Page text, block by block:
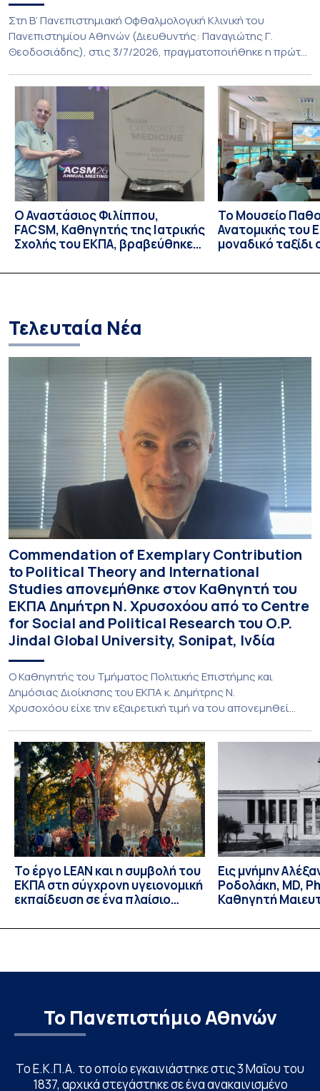
Στη Β’ Πανεπιστημιακή Οφθαλμολογική Κλινική του
Πανεπιστημίου Αθηνών (Διευθυντής: Παναγιώτης Γ.
Θεοδοσιάδης), στις 3/7/2026, πραγματοποιήθηκε η πρώτη
PDS) στο πλαίσιο της διεθνούς κλινικής μελέτης Sightspire
σε ασθενή 82 ετών με ηλικιακή εκφύλιση ωχράς υγρού
τύπου. Το ένθεμα αυτό αποτελεί καινοτόμο θεραπεία για
ασθενείς με νεοαγγειακή ηλικιακή εκφύλιση ωχράς, […]
Ο Αναστάσιος Φιλίππου,
FACSM, Καθηγητής της Ιατρικής
Σχολής του ΕΚΠΑ, βραβεύθηκε
Global Leadership Award 2026
Το Μουσείο
Ανατομικής του
μοναδικό ταξίδι
Τελευταία Νέα
Commendation of Exemplary Contribution
to Political Theory and International
Studies απονεμήθηκε στον Καθηγητή του
ΕΚΠΑ Δημήτρη Ν. Χρυσοχόου από το Centre
for Social and Political Research του O.P.
Jindal Global University, Sonipat, Ινδία
Ο Καθηγητής του Τμήματος Πολιτικής Επιστήμης και
Δημόσιας Διοίκησης του ΕΚΠΑ κ. Δημήτρης Ν.
Χρυσοχόου είχε την εξαιρετική τιμή να του απονεμηθεί
Theory and International Studies από το Centre for Social
and Political Research του O.P. Jindal Global University σε
ένδειξη αναγνώρισης της διακεκριμένης συμβολής του
στην Πολιτική Θεωρία και τις […]
Το έργο LEAN και η συμβολή του
ΕΚΠΑ στη σύγχρονη υγειονομική
εκπαίδευση σε ένα πλαίσιο
της ψηφιακής μετάβασης στην
Εις μνήμην
Ροδολάκη, MD,
Καθηγητή
Γυναικολογικής
Το Πανεπιστήμιο Αθηνών
Το Ε.Κ.Π.Α. το οποίο εγκαινιάστηκε στις 3 Μαΐου του
1837, αρχικά στεγάστηκε σε ένα ανακαινισμένο